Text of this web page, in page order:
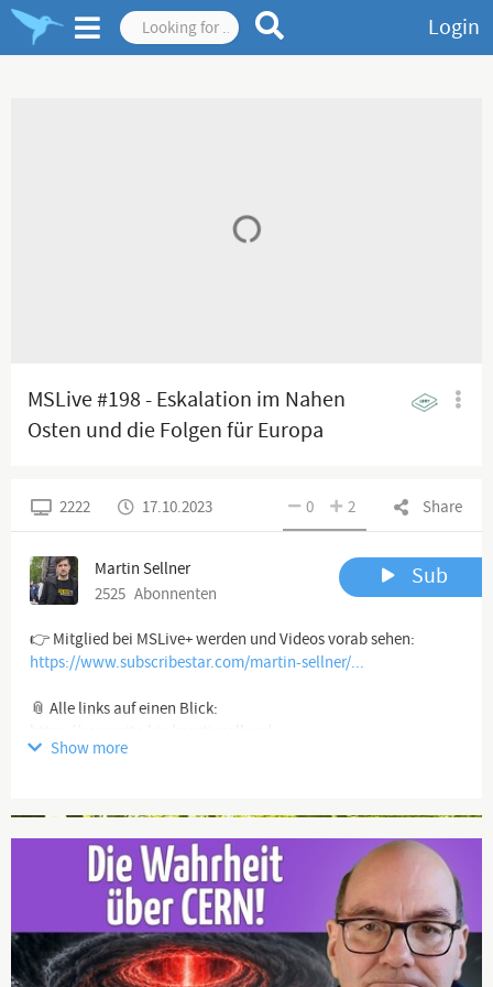
Login
MSLive #198 - Eskalation im Nahen
Osten und die Folgen für Europa
Share
0 2
2222 17.10.2023
Martin Sellner
2525 Abonnenten
Sub
https://www.subscribestar.com/martin-sellner/...
https://campsite.bio/martinsellner/
https://bit.ly/3g63Bbu
https://martin-sellner.at/mit-monero-unterstu...
Show more